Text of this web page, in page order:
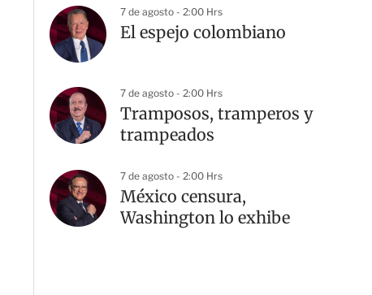
7 de agosto - 2:00 Hrs
El espejo colombiano
7 de agosto - 2:00 Hrs
Tramposos, tramperos y
trampeados
7 de agosto - 2:00 Hrs
México censura,
Washington lo exhibe